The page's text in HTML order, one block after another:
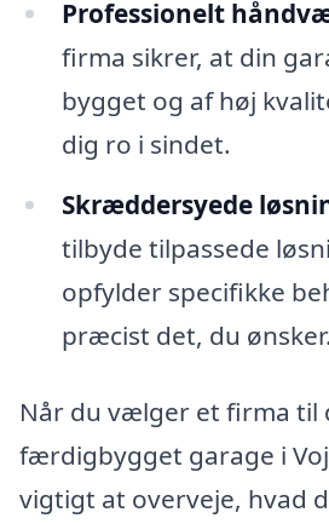
Professionelt
firma sikrer, at din
bygget og af høj
dig ro i sindet.
Skræddersyede
tilbyde tilpassede
opfylder specifikke
præcist det, du ønsker.
Når du vælger et firma til
færdigbygget garage i
vigtigt at overveje, hvad